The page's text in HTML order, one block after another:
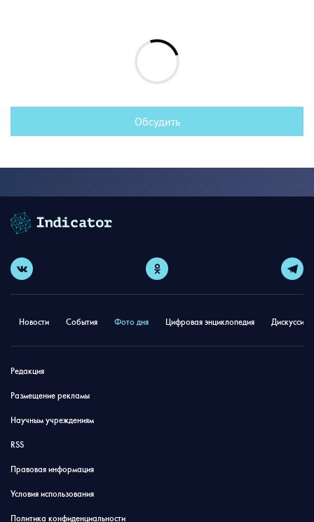
Обсудить
Новости События Фото дня Цифровая энциклопедия
Редакция
Размещение рекламы
Научным учреждениям
RSS
Правовая информация
Условия использования
Политика конфиденциальности